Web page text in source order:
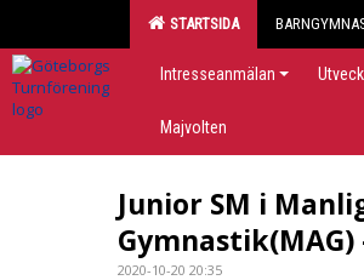
STARTSIDA
Intresseanmälan
Majvolten
Junior SM i
2020-10-20 20:35